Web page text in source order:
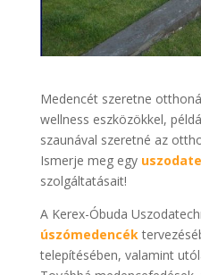
Medencét szeretne
wellness eszközökkel,
szaunával szeretné az
Ismerje meg egy
szolgáltatásait!
A Kerex-Óbuda
úszómedencék
telepítésében, valamint